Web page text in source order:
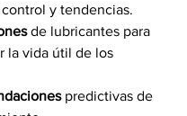
y tendencias.
de lubricantes para
la vida útil de los
predictivas de